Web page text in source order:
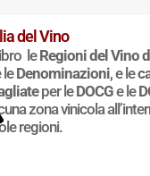
Leder. All rights
Reg. | P.IVA
Privacy Policy |Cookie
cookie
del Vino
leRegioni del Vino
leDenominazioni, e le
per leDOCGe le
zona vinicola
regioni.